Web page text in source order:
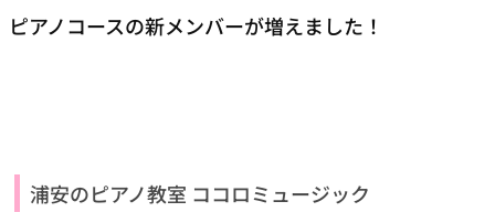
ピアノコースの新メンバーが増えました！
浦安のピアノ教室 ココロミュージック